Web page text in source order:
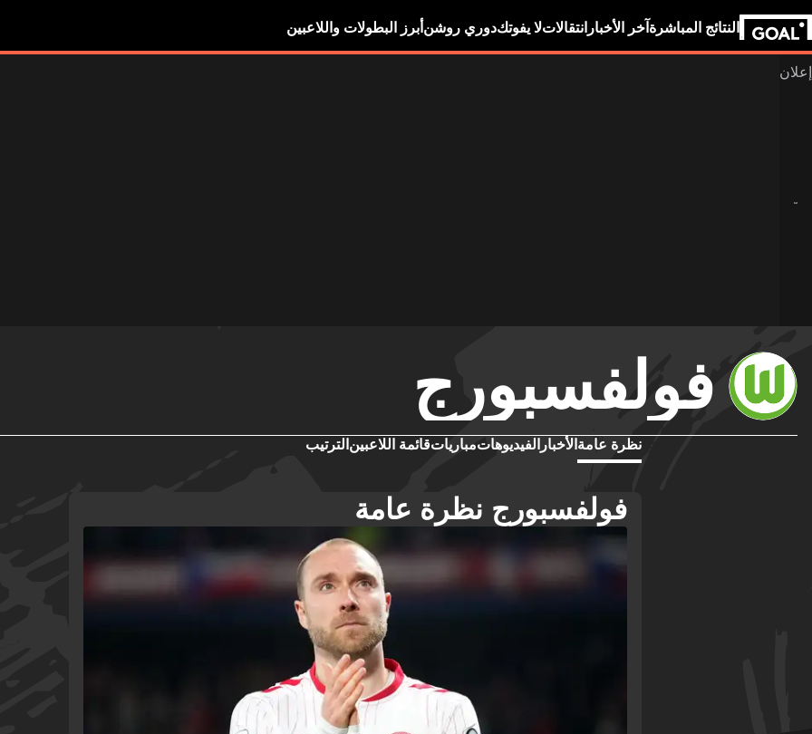
النتائج المباشرة آخر الأخبار انتقالاتلا يفوتكدوري روشن أبرز البطولات واللاعبين
فولفسبورج
نظرة عامة الأخبار الفيديوهاتمبارياتقائمة اللاعبين الترتيب
فولفسبورج نظرة عامة